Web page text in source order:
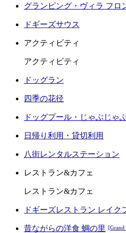
グランピング・ヴィラ フロ
ドギーズサウス
アクティビティ
アクティビティ
ドッグラン
四季の花径
ドッグプール・じゃぶじゃ
日帰り利用・貸切利用
八街レンタルステーション
レストラン&カフェ
レストラン&カフェ
ドギーズレストラン レイク
昔ながらの洋食 蜩の里 [Grand